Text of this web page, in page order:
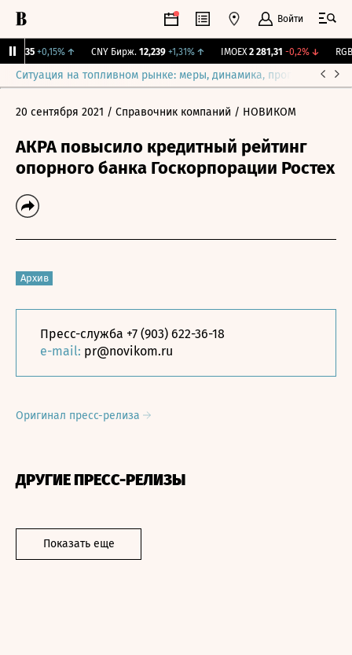
Войти
115,35 +0,15%↑ CNY Бирж. 12,239 +1,31% ↑ IMOEX 2 281,31 -0,2%↓
Ситуация на топливном рынке: меры, динамика, прогнозы
20 сентября 2021 / Справочник компаний / НОВИКОМ
АКРА повысило кредитный рейтинг
опорного банка Госкорпорации Ростех
Архив
Пресс-служба +7 (903) 622-36-18
e-mail: pr@novikom.ru
Оригинал пресс-релиза
ДРУГИЕ ПРЕСС-РЕЛИЗЫ
Показать еще